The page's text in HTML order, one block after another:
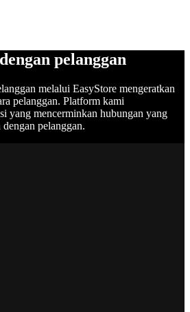
pelanggan
melalui EasyStore mengeratkan
pelanggan. Platform kami
yang mencerminkan hubungan yang
pelanggan.